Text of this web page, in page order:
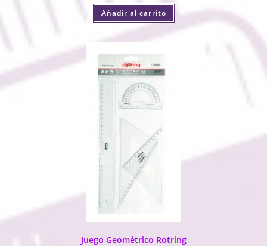
Añadir al carrito
Juego Geométrico Rotring